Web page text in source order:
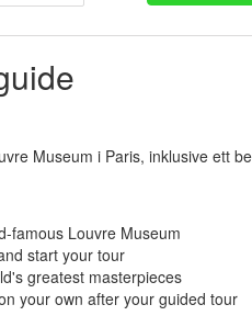
Museum i Paris, inklusive ett
famous Louvre Museum
start your tour
greatest masterpieces
your own after your guided tour